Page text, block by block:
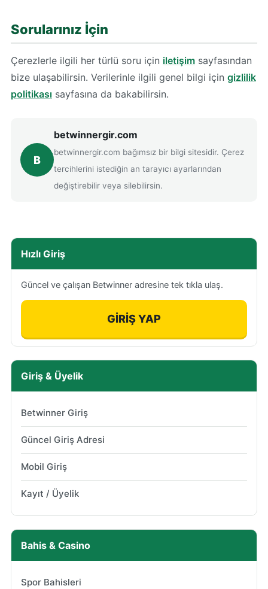
Sorularınız İçin
Çerezlerle ilgili her türlü soru için iletişim sayfasından
bize ulaşabilirsin. Verilerinle ilgili genel bilgi için gizlilik
politikası sayfasına da bakabilirsin.
B
betwinnergir.com
betwinnergir.com bağımsız bir bilgi sitesidir. Çerez
tercihlerini istediğin an tarayıcı ayarlarından
değiştirebilir veya silebilirsin.
Hızlı Giriş
Güncel ve çalışan Betwinner adresine tek tıkla ulaş.
GİRİŞ YAP
Giriş & Üyelik
Betwinner Giriş
Güncel Giriş Adresi
Mobil Giriş
Kayıt / Üyelik
Bahis & Casino
Spor Bahisleri